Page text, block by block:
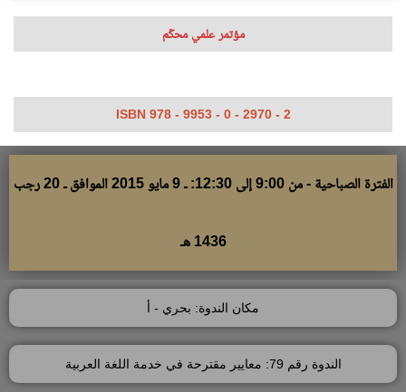
مؤتمر علمي محكّم
ISBN 978 - 9953 - 0 - 2970 - 2
الفترة الصباحية - من 9:00 إلى 12:30: ـ 9 مايو 2015 الموافق ـ 20 رجب
1436 هـ
مكان الندوة: بحري - أ
الندوة رقم 79: معايير مقترحة في خدمة اللغة العربية